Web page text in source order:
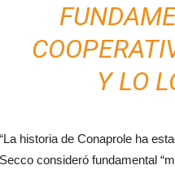
Y LO
“La historia de Conaprole ha
Secco consideró fundamental